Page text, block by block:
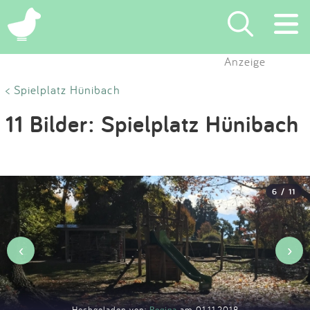
×
Eintragen
Blog
Partner
Kontakt
Anzeige
< Spielplatz Hünibach
11 Bilder: Spielplatz Hünibach
6 / 11
‹ ›